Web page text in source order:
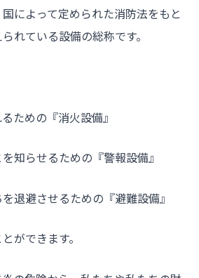
ウカイセツビ
によって定められた消防法をもと
れている設備の総称です。
ための『消火設備』
知らせるための『警報設備』
退避させるための『避難設備』
ができます。